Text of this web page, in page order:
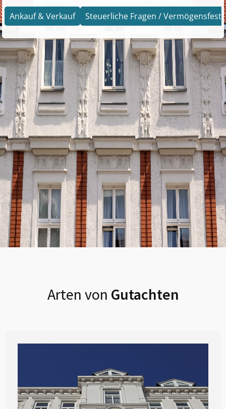
Ankauf & Verkauf Steuerliche Fragen /
Arten von Gutachten